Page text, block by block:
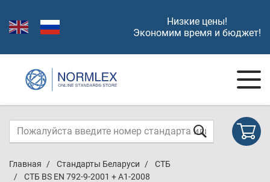
Низкие цены!
Экономим время и бюджет!
Главная Стандарты Беларуси
СТБ
СТБ BS EN 792-9-2001 + A1-2008